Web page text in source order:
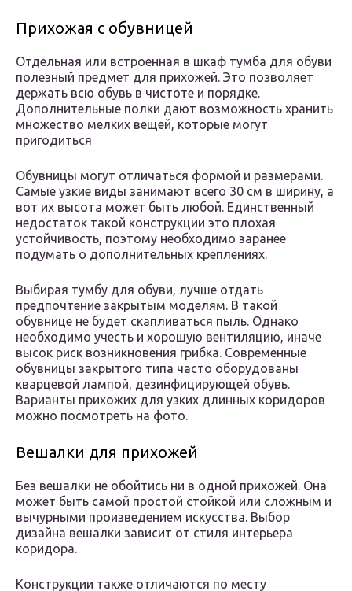
Прихожая с обувницей
Отдельная или встроенная в шкаф тумба для обуви
полезный предмет для прихожей. Это позволяет
держать всю обувь в чистоте и порядке.
Дополнительные полки дают возможность хранить
множество мелких вещей, которые могут
пригодиться
Обувницы могут отличаться формой и размерами.
Самые узкие виды занимают всего 30 см в ширину, а
вот их высота может быть любой. Единственный
недостаток такой конструкции это плохая
устойчивость, поэтому необходимо заранее
подумать о дополнительных креплениях.
Выбирая тумбу для обуви, лучше отдать
предпочтение закрытым моделям. В такой
обувнице не будет скапливаться пыль. Однако
необходимо учесть и хорошую вентиляцию, иначе
высок риск возникновения грибка. Современные
обувницы закрытого типа часто оборудованы
кварцевой лампой, дезинфицирующей обувь.
Варианты прихожих для узких длинных коридоров
можно посмотреть на фото.
Вешалки для прихожей
Без вешалки не обойтись ни в одной прихожей. Она
может быть самой простой стойкой или сложным и
вычурными произведением искусства. Выбор
дизайна вешалки зависит от стиля интерьера
коридора.
Конструкции также отличаются по месту